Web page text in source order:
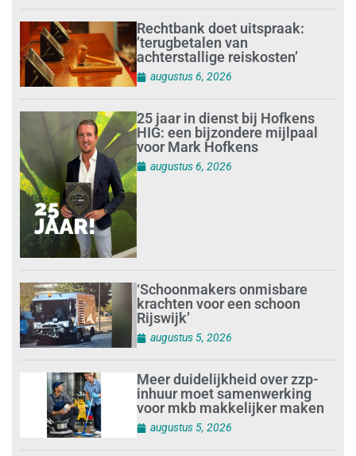
Rechtbank doet uitspraak:
’terugbetalen van
achterstallige reiskosten’
augustus 6, 2026
25 jaar in dienst bij Hofkens
HIG: een bijzondere mijlpaal
voor Mark Hofkens
augustus 6, 2026
‘Schoonmakers onmisbare
krachten voor een schoon
Rijswijk’
augustus 5, 2026
Meer duidelijkheid over zzp-
inhuur moet samenwerking
voor mkb makkelijker maken
augustus 5, 2026